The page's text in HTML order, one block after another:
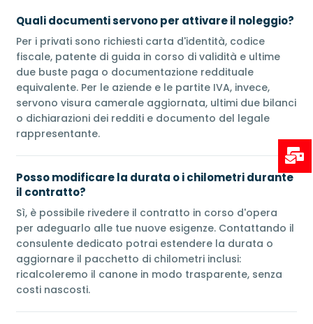
Quali documenti servono per attivare il noleggio?
Per i privati sono richiesti carta d'identità, codice
fiscale, patente di guida in corso di validità e ultime
due buste paga o documentazione reddituale
equivalente. Per le aziende e le partite IVA, invece,
servono visura camerale aggiornata, ultimi due bilanci
o dichiarazioni dei redditi e documento del legale
rappresentante.
Posso modificare la durata o i chilometri durante
il contratto?
Sì, è possibile rivedere il contratto in corso d'opera
per adeguarlo alle tue nuove esigenze. Contattando il
consulente dedicato potrai estendere la durata o
aggiornare il pacchetto di chilometri inclusi:
ricalcoleremo il canone in modo trasparente, senza
costi nascosti.